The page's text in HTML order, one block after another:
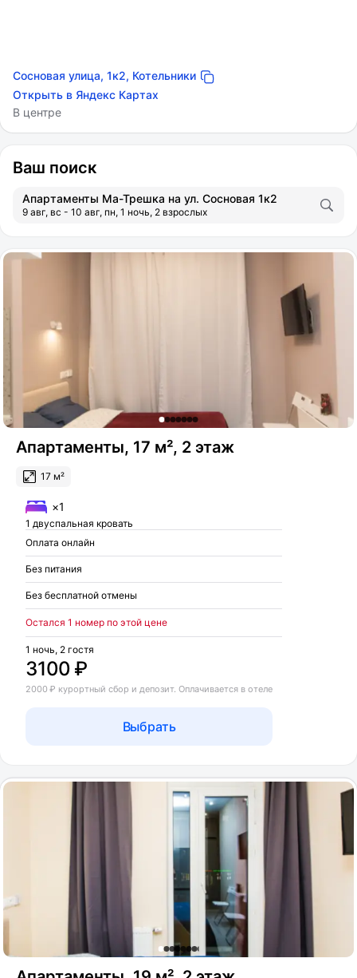
Сосновая улица, 1к2, Котельники
Открыть в Яндекс Картах
В центре
Ваш поиск
Апартаменты Ма-Трешка на ул. Сосновая 1к2
9 авг, вс - 10 авг, пн, 1 ночь, 2 взрослых
Апартаменты, 17 м², 2 этаж
17 м²
×1
1 двуспальная кровать
Оплата онлайн
Без питания
Без бесплатной отмены
Остался 1 номер по этой цене
3100 ₽
1 ночь, 2 гостя
Выбрать
2000 ₽ курортный сбор и депозит. Оплачивается в отеле